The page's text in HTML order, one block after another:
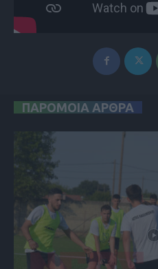
ΠΑΡΟΜΟΙΑ ΑΡΘΡΑ